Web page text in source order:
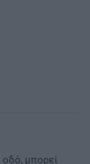
οδό, μπορεί